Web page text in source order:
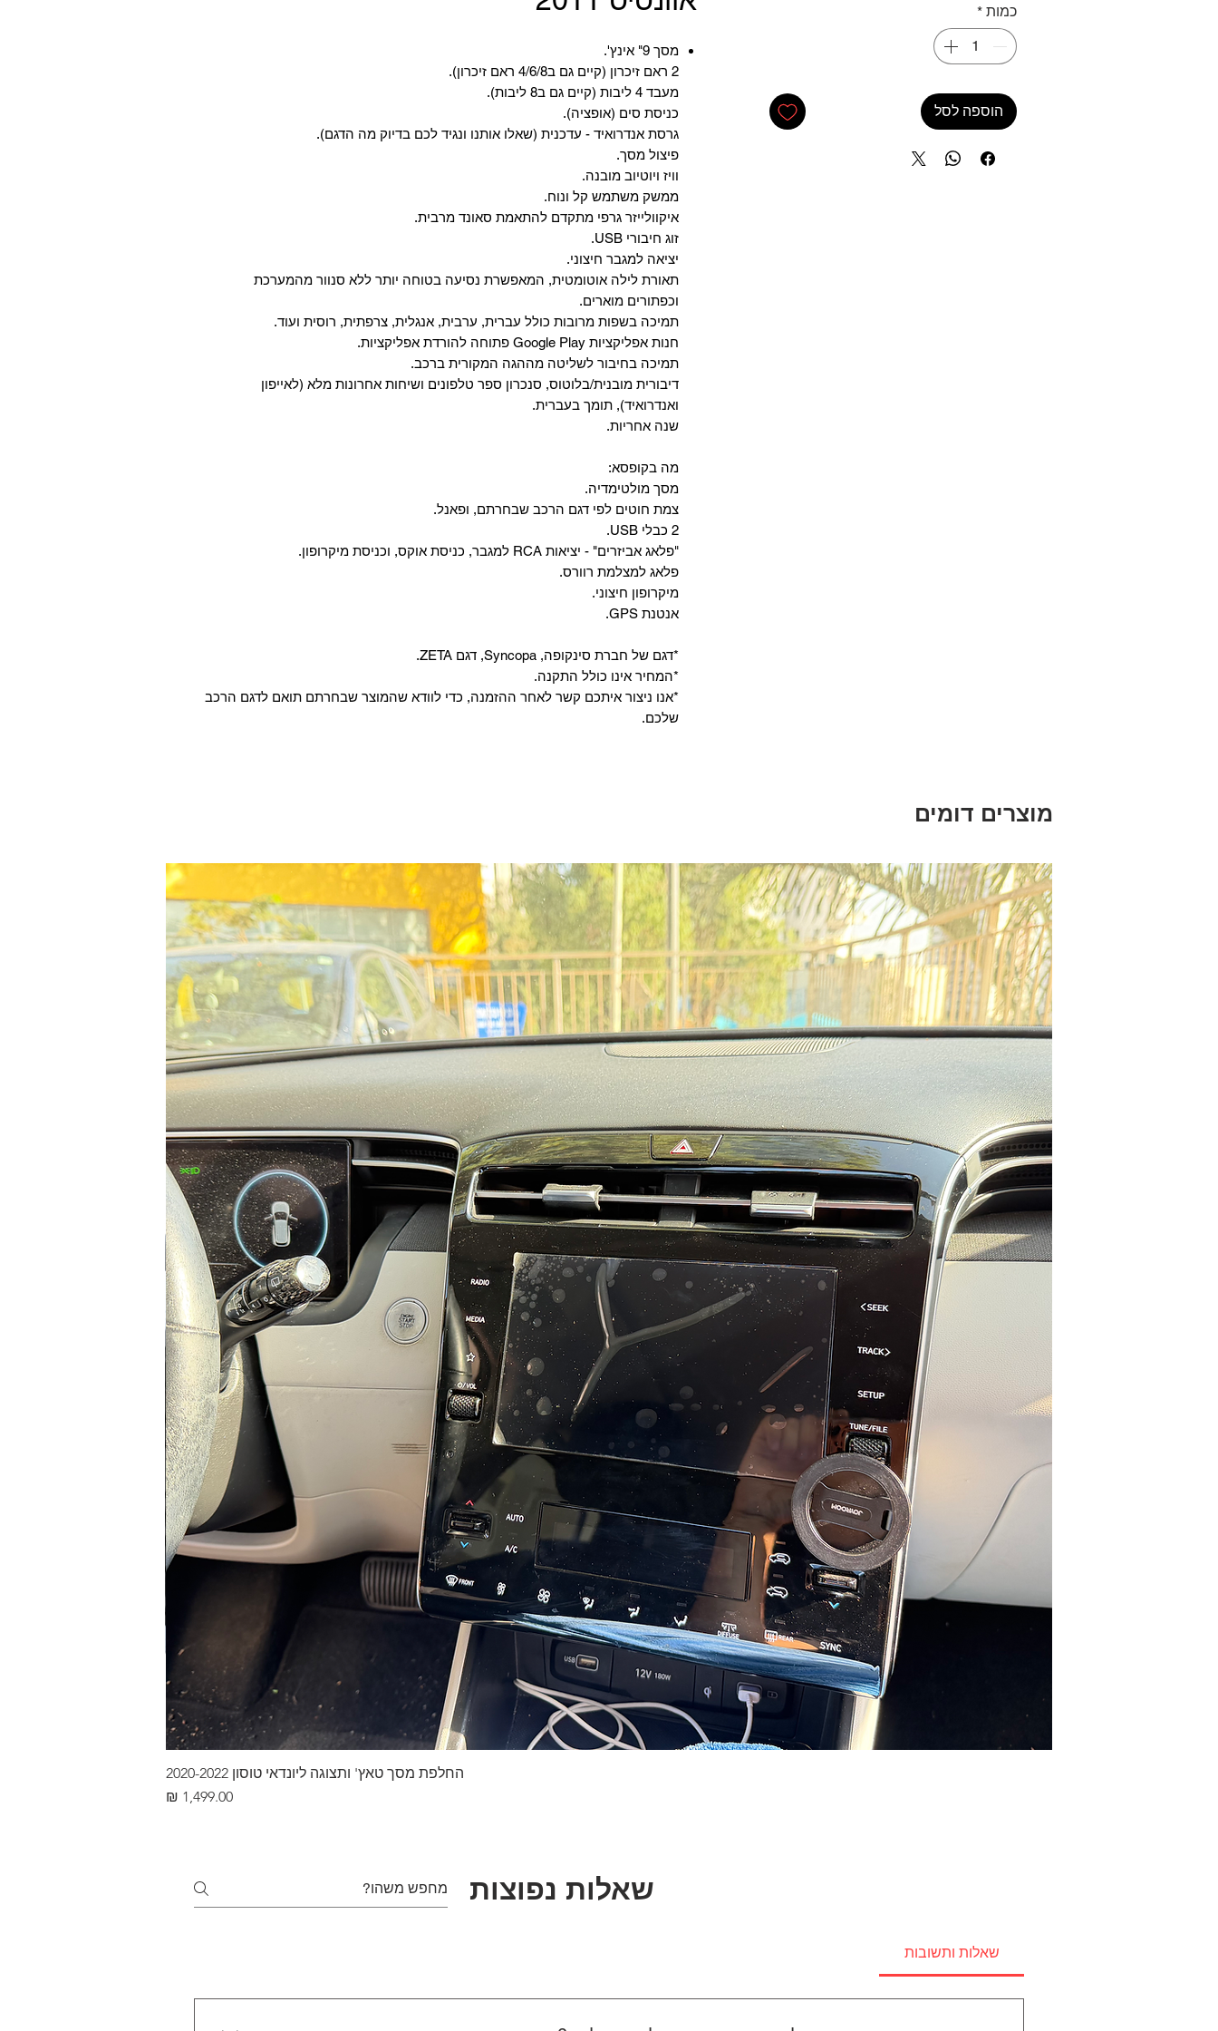
מסך 9" אינץ'.
2 ראם זיכרון (קיים גם ב4/6/8 ראם זיכרון).
מעבד 4 ליבות (קיים גם ב8 ליבות).
כניסת סים (אופציה).
גרסת אנדרואיד - עדכנית (שאלו אותנו ונגיד לכם בדיוק מה הדגם).
פיצול מסך.
וויז ויוטיוב מובנה.
ממשק משתמש קל ונוח.
איקוולייזר גרפי מתקדם להתאמת סאונד מרבית.
זוג חיבורי USB.
יציאה למגבר חיצוני.
תאורת לילה אוטומטית, המאפשרת נסיעה בטוחה יותר ללא סנוור מהמערכת
וכפתורים מוארים.
תמיכה בשפות מרובות כולל עברית, ערבית, אנגלית, צרפתית, רוסית ועוד.
‏חנות אפליקציות Google Play פתוחה להורדת אפליקציות.
‏תמיכה בחיבור לשליטה מההגה המקורית ברכב.
‏דיבורית מובנית/בלוטוס, ‏סנכרון ספר טלפונים ושיחות אחרונות מלא (לאייפון
ואנדרואיד), תומך בעברית.
שנה אחריות.
מה בקופסא:
מסך מולטימדיה.
צמת חוטים לפי דגם הרכב שבחרתם, ופאנל.
2 כבלי USB.
"פלאג אביזרים" - יציאות RCA למגבר, כניסת אוקס, וכניסת מיקרופון.
פלאג למצלמת רוורס.
מיקרופון חיצוני.
אנטנת GPS.
*דגם של חברת סינקופה, Syncopa, דגם ZETA.
*המחיר אינו כולל התקנה.
*אנו ניצור איתכם קשר לאחר ההזמנה, כדי לוודא שהמוצר שבחרתם תואם לדגם הרכב
שלכם.
כמות *
הוספה לסל
מוצרים דומים
החלפת מסך טאץ' ותצוגה ליונדאי טוסון 2020-2022
מחיר
שאלות נפוצות
שאלות ותשובות